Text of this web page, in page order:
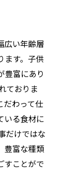
広い年齢層
ます。子供
豊富にあり
ておりま
だわって仕
いる食材に
だけではな
豊富な種類
すことがで